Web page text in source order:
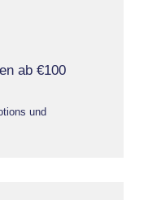
ab €100
und